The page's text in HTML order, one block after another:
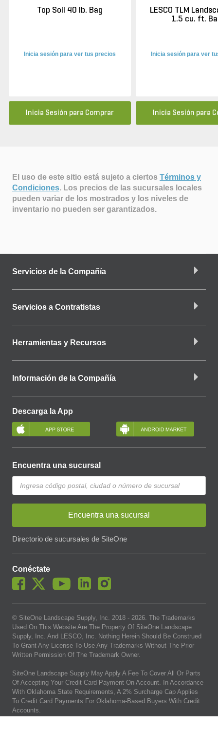
Top Soil 40 lb. Bag
Inicia sesión para ver tus precios
Inicia Sesión para Comprar
LESCO TLM
1.5 cu. ft.
Inicia sesión para ver
Inicia Sesión para
El uso de este sitio está sujeto a ciertos Términos y
Condiciones. Los precios de las sucursales locales
pueden variar de los mostrados y los niveles de
inventario no pueden ser garantizados.
Servicios de la Compañía
Servicios a Contratistas
Herramientas y Recursos
Información de la Compañía
Descarga la App
Encuentra una sucursal
Encuentra una sucursal
Directorio de sucursales de SiteOne
Conéctate
© SiteOne Landscape Supply, Inc. 2018 - 2026. The Trademarks
Used On This Website Are The Property Of SiteOne Landscape
Supply, Inc. And LESCO, Inc. Nothing Herein Should Be Construed
To Grant Any License To Use Any Trademarks Without The Prior
Written Permission Of The Trademark Owner.
SiteOne Landscape Supply May Apply A Fee To Cover All Or Parts
Of Accepting Your Credit Card Payment On Account. In Accordance
With Oklahoma State Requirements, A 2% Surcharge Cap Applies
To Credit Card Payments For Oklahoma-Based Buyers With Credit
Accounts.